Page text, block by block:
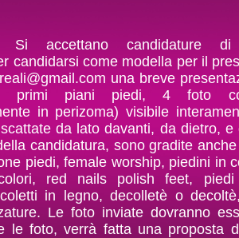
Si accettano candidature
candidarsi come modella per il
una breve
primi piani piedi, 4 foto
in perizoma) visibile
da lato davanti, da dietro,
candidatura, sono gradite
piedi, female worship, piedini in
red nails polish feet, piedi
in legno, decolletè o
Le foto inviate dovranno
le foto, verrà fatta una proposta